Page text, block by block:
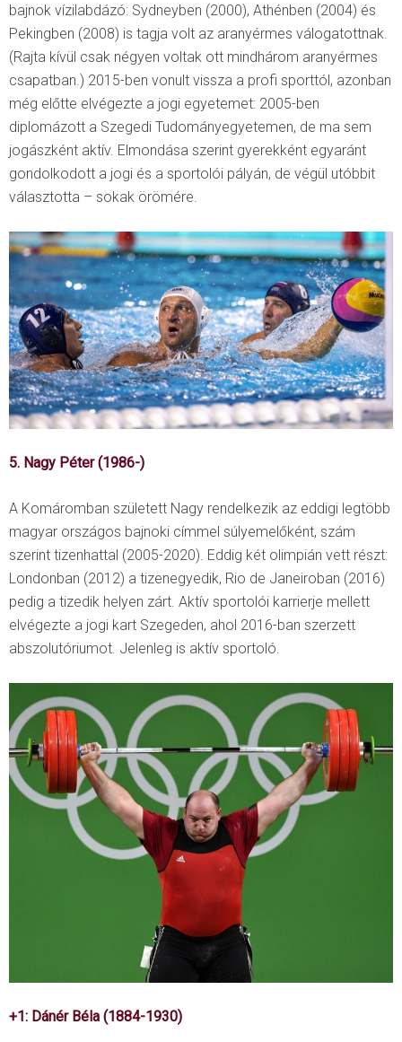
bajnok vízilabdázó: Sydneyben (2000), Athénben (2004) és
Pekingben (2008) is tagja volt az aranyérmes válogatottnak.
(Rajta kívül csak négyen voltak ott mindhárom aranyérmes
csapatban.) 2015-ben vonult vissza a profi sporttól, azonban
még előtte elvégezte a jogi egyetemet: 2005-ben
diplomázott a Szegedi Tudományegyetemen, de ma sem
jogászként aktív. Elmondása szerint gyerekként egyaránt
gondolkodott a jogi és a sportolói pályán, de végül utóbbit
választotta – sokak örömére.
5. Nagy Péter (1986-)
A Komáromban született Nagy rendelkezik az eddigi legtöbb
magyar országos bajnoki címmel súlyemelőként, szám
szerint tizenhattal (2005-2020). Eddig két olimpián vett részt:
Londonban (2012) a tizenegyedik, Rio de Janeiroban (2016)
pedig a tizedik helyen zárt. Aktív sportolói karrierje mellett
elvégezte a jogi kart Szegeden, ahol 2016-ban szerzett
abszolutóriumot. Jelenleg is aktív sportoló.
+1: Dánér Béla (1884-1930)